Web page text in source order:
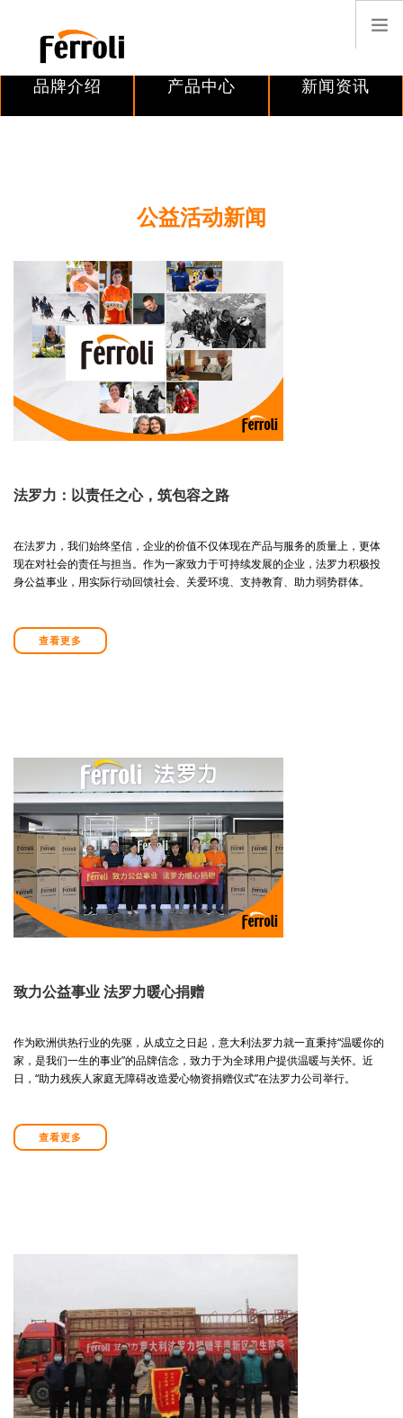
搜索
客户服务
招贤纳士
联系我们
品牌介绍 产品中心 新闻资讯
公益活动新闻
法罗力：以责任之心，筑包容之路
在法罗力，我们始终坚信，企业的价值不仅体现在产品与服务的质量上，更体
现在对社会的责任与担当。作为一家致力于可持续发展的企业，法罗力积极投
身公益事业，用实际行动回馈社会、关爱环境、支持教育、助力弱势群体。
查看更多
致力公益事业 法罗力暖心捐赠
作为欧洲供热行业的先驱，从成立之日起，意大利法罗力就一直秉持“温暖你的
家，是我们一生的事业”的品牌信念，致力于为全球用户提供温暖与关怀。近
日，“助力残疾人家庭无障碍改造爱心物资捐赠仪式”在法罗力公司举行。
查看更多